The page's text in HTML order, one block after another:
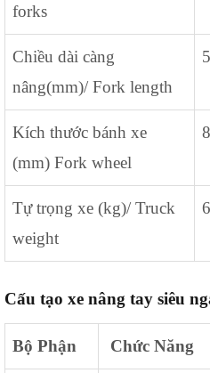
forks
Chiều dài càng
nâng(mm)/ Fork length
Kích thước bánh xe
(mm) Fork wheel
Tự trọng xe (kg)/ Truck
weight
Cấu tạo xe nâng tay siêu
Bộ Phận Chức Năng